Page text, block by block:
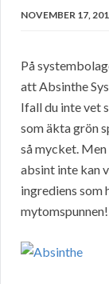
NOVEMBER 17,
På
att Absinthe
Ifall du inte vet
som äkta grön
så mycket.
absint inte kan
ingrediens som
mytomspunnen!